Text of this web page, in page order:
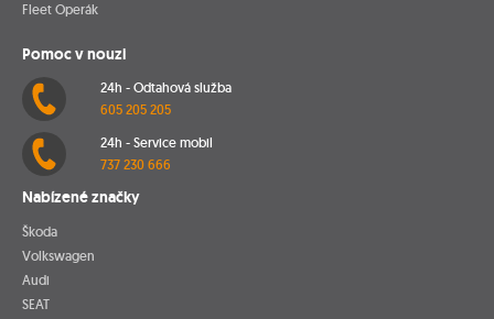
Fleet Operák
Pomoc v nouzi
24h - Odtahová služba
605 205 205
24h - Service mobil
737 230 666
Nabízené značky
Škoda
Volkswagen
Audi
SEAT